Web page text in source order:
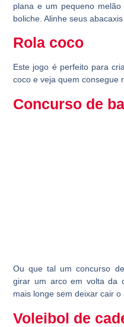
plana e um pequeno
boliche. Alinhe seus
Rola coco
Este jogo é perfeito para
coco e veja quem consegue
Concurso de
Ou que tal um concurso
girar um arco em volta da
mais longe sem deixar cair o
Voleibol de